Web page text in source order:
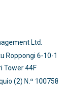
Ltd.
Roppongi 6-10-1
Tower 44F
(2) N.º 100758